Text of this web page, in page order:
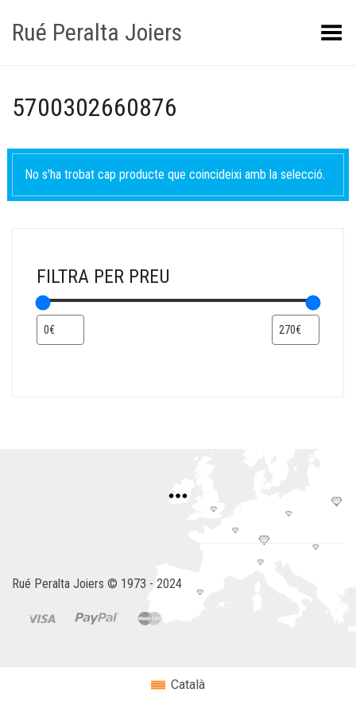
Rué Peralta Joiers Obrir/tancar el menú
5700302660876
No s'ha trobat cap producte que coincideixi amb la selecció.
FILTRA PER PREU
Rué Peralta Joiers © 1973 - 2024
Català